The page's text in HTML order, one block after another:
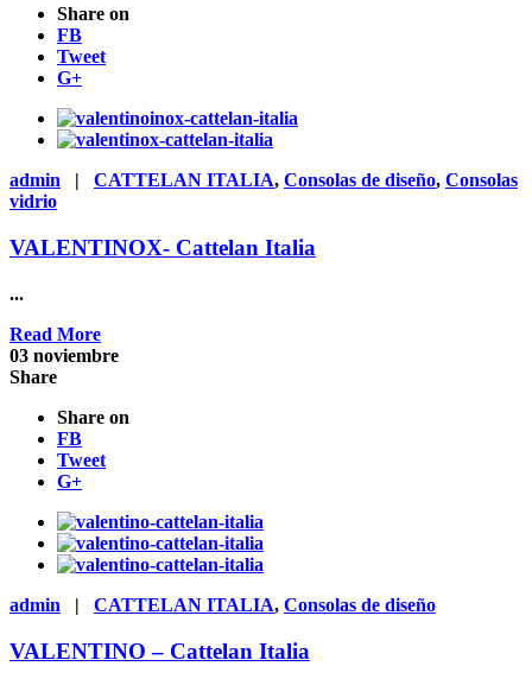
Share on
FB
Tweet
G+
admin | CATTELAN ITALIA, Consolas de diseño, Consolas
vidrio
VALENTINOX- Cattelan Italia
...
Read More
03 noviembre
Share
Share on
FB
Tweet
G+
admin | CATTELAN ITALIA, Consolas de diseño
VALENTINO – Cattelan Italia